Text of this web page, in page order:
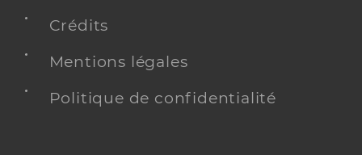
Crédits
Mentions légales
Politique de confidentialité